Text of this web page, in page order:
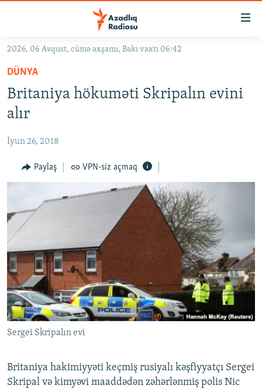
Əsas
qayıt
Əsas
naviqasiyaya
qayıt
Axtarışa
keç
KORRUPSIOMETR
FƏRQƏ BAX
QANUNI DOĞRU
MULTIMEDIA
FOTOQALEREYA
İNFOQRAFIKA
KARIKATURA
RADIO ARXIV
OXU ZALI
AZƏRBAYCAN ƏDƏBIYYATI KITABXANASI
İSLAM VƏ DEMOKRATIYA
İZ - MƏDƏNIYYƏT PROQRAMI
HAQQIMIZDA
MISSIYAMIZ
PEŞƏ ETIKASI VƏ JURNALISTIKA STANDARTLARIMIZ
MATERIALLARIMIZDAN ISTIFADƏ
AZADLIQRADIOSU MOBIL TELEFONUNUZDA
XƏBƏR BÜLLETENLƏRIMIZ
BIZI IZLƏ
RFE/RL-in bütün saytları
2026, 06 Avqust, cümə axşamı, Bakı vaxtı 06:42
DÜNYA
Britaniya hökuməti Skripalın evini
alır
İyun 26, 2018
Paylaş VPN-siz açmaq
Sergei Skripalın evi
Britaniya hakimiyyəti keçmiş rusiyalı kəşfiyyatçı Sergei
Skripal və kimyəvi maaddədən zəhərlənmiş polis Nic